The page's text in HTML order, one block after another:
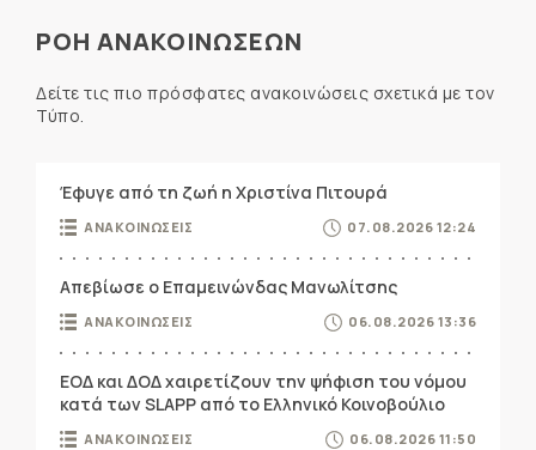
ΡΟΗ ΑΝΑΚΟΙΝΩΣΕΩΝ
Δείτε τις πιο πρόσφατες ανακοινώσεις σχετικά με τον
Τύπο.
Έφυγε από τη ζωή η Χριστίνα Πιτουρά
ΑΝΑΚΟΙΝΩΣΕΙΣ 07.08.2026 12:24
Απεβίωσε ο Επαμεινώνδας Μανωλίτσης
ΑΝΑΚΟΙΝΩΣΕΙΣ 06.08.2026 13:36
ΕΟΔ και ΔΟΔ χαιρετίζουν την ψήφιση του νόμου
κατά των SLAPP από το Ελληνικό Κοινοβούλιο
ΑΝΑΚΟΙΝΩΣΕΙΣ 06.08.2026 11:50